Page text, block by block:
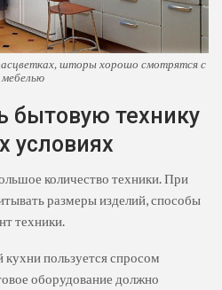
шторы хорошо смотрятся с
мебелью
бытовую технику
условиях
количество техники. При
размеры изделий, способы
техники.
кухни пользуется спросом
оборудование должно